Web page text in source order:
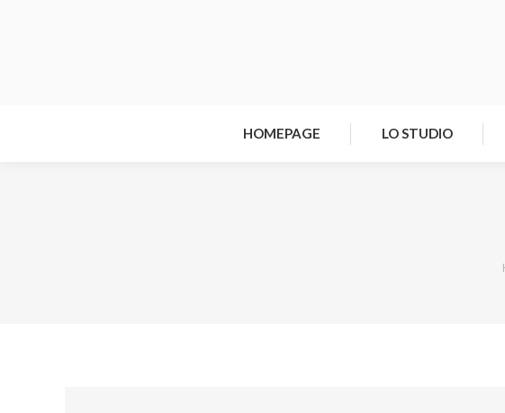
HOMEPAGE LO STUDIO